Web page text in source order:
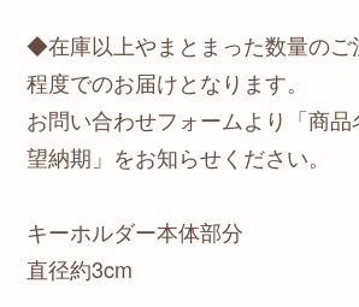
◆在庫以上やまとまった数量のご
程度でのお届けとなります。
お問い合わせフォームより「商
望納期」をお知らせください。
キーホルダー本体部分
直径約3cm